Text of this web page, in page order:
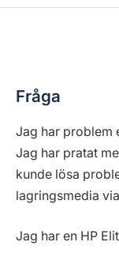
Fråga
Jag har problem
Jag har pratat
kunde lösa
lagringsmedia
Jag har en HP